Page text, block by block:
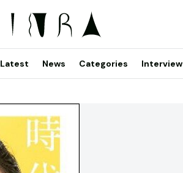
Latest News Categories Interview